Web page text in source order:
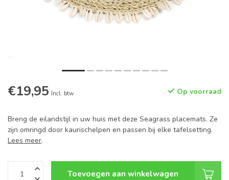
€19,95 Incl. btw Op voorraad
Breng de eilandstijl in uw huis met deze Seagrass placemats. Ze
zijn omringd door kaurischelpen en passen bij elke tafelsetting.
Lees meer.
Toevoegen aan winkelwagen